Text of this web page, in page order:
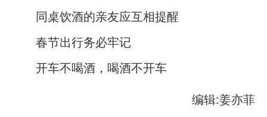
同桌饮酒的亲友应互相提醒
春节出行务必牢记
开车不喝酒，喝酒不开车
编辑:姜亦菲